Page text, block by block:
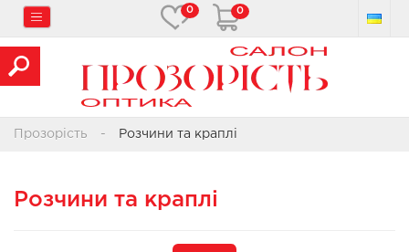
0 0
Прозорість Розчини та краплі
Розчини та краплі